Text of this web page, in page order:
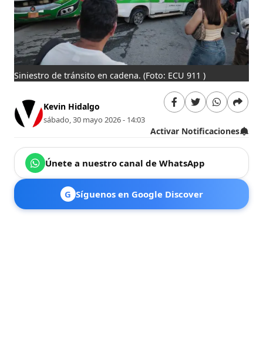
Siniestro de tránsito en cadena.(Foto: ECU 911 )
Kevin Hidalgo
sábado, 30 mayo 2026 - 14:03
Activar Notificaciones
Únete a nuestro canal de WhatsApp
G Síguenos en Google Discover